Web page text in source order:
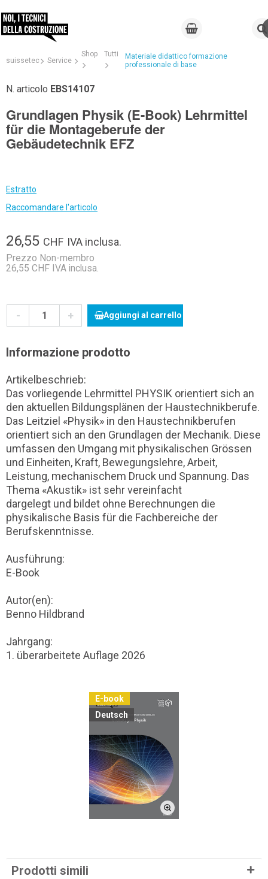
suissetec Service
Shop Tutti
Materiale didattico formazione
professionale di base
N. articolo EBS14107
Grundlagen Physik (E-Book) Lehrmittel
für die Montageberufe der
Gebäudetechnik EFZ
Estratto
Raccomandare l'articolo
26,55 CHF IVA inclusa.
Prezzo Non-membro
26,55 CHF IVA inclusa.
- + Aggiungi al carrello
Informazione prodotto
Artikelbeschrieb:
Das vorliegende Lehrmittel PHYSIK orientiert sich an
den aktuellen Bildungsplänen der Haustechnikberufe.
Das Leitziel «Physik» in den Haustechnikberufen
orientiert sich an den Grundlagen der Mechanik. Diese
umfassen den Umgang mit physikalischen Grössen
und Einheiten, Kraft, Bewegungslehre, Arbeit,
Leistung, mechanischem Druck und Spannung. Das
Thema «Akustik» ist sehr vereinfacht
dargelegt und bildet ohne Berechnungen die
physikalische Basis für die Fachbereiche der
Berufskenntnisse.
Ausführung:
E-Book
Autor(en):
Benno Hildbrand
Jahrgang:
1. überarbeitete Auflage 2026
E-book
Deutsch
Prodotti simili